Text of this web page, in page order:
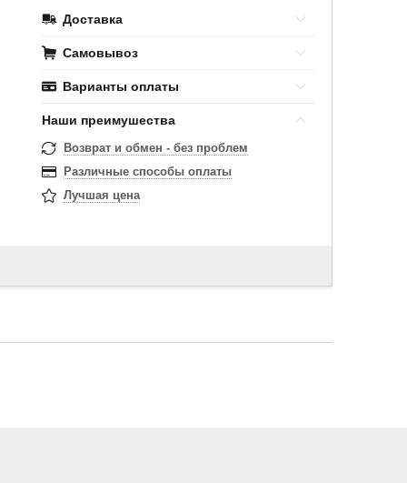
Доставка
Самовывоз
Варианты оплаты
Наши преимушества
Возврат и обмен - без проблем
Различные способы оплаты
Лучшая цена